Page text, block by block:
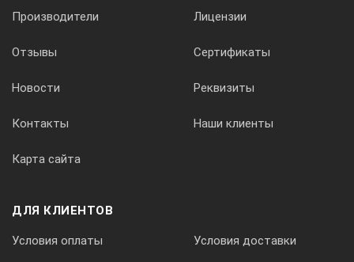
Производители Лицензии
Отзывы Сертификаты
Новости Реквизиты
Контакты Наши клиенты
Карта сайта
ДЛЯ КЛИЕНТОВ
Условия оплаты Условия доставки